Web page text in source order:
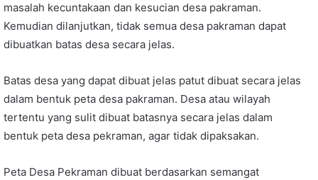
masalah kecuntakaan dan kesucian desa pakraman.
Kemudian dilanjutkan, tidak semua desa pakraman dapat
dibuatkan batas desa secara jelas.
Batas desa yang dapat dibuat jelas patut dibuat secara jelas
dalam bentuk peta desa pakraman. Desa atau wilayah
tertentu yang sulit dibuat batasnya secara jelas dalam
bentuk peta desa pekraman, agar tidak dipaksakan.
Peta Desa Pekraman dibuat berdasarkan semangat